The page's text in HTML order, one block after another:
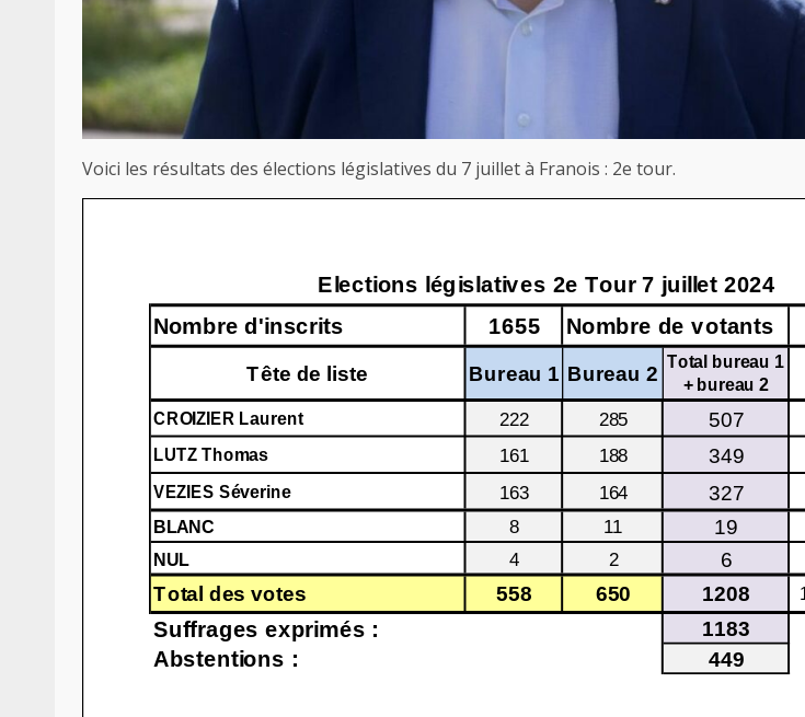
Voici les résultats des élections législatives du 7 juillet à Franois : 2e tour.